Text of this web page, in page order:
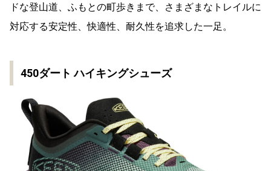
ドな登山道、ふもとの町歩きまで、さまざまなトレイルに
対応する安定性、快適性、耐久性を追求した一足。
450ダート ハイキングシューズ